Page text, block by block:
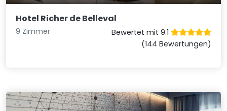
Hotel Richer de Belleval
9 Zimmer
Bewertet mit 9.1
(144 Bewertungen)